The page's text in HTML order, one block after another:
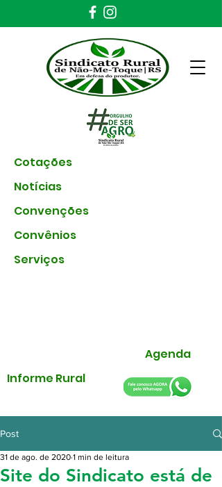
Cotações
Notícias
Convenções
Convênios
Serviços
Agenda
Informe Rural
Post
Site do Sindicato está de
31 de ago. de 2020 1 min de leitura